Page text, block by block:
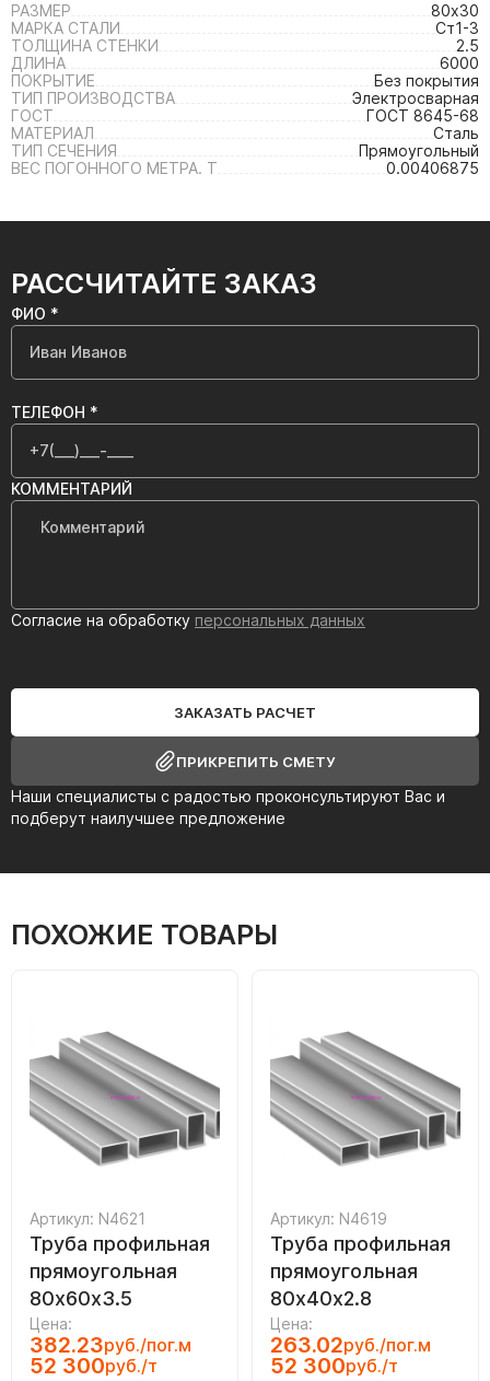
РАЗМЕР
80х30
МАРКА СТАЛИ
Ст1-3
ТОЛЩИНА СТЕНКИ
2.5
ДЛИНА
6000
ПОКРЫТИЕ
Без покрытия
ТИП ПРОИЗВОДСТВА
Электросварная
ГОСТ
ГОСТ 8645-68
МАТЕРИАЛ
Сталь
ТИП СЕЧЕНИЯ
Прямоугольный
ВЕС ПОГОННОГО МЕТРА. Т
0.00406875
РАССЧИТАЙТЕ ЗАКАЗ
Наши специалисты с радостью проконсультируют Вас и
подберут наилучшее предложение
ФИО *
ТЕЛЕФОН *
КОММЕНТАРИЙ
Согласие на обработку персональных данных
ЗАКАЗАТЬ РАСЧЕТ
ПРИКРЕПИТЬ СМЕТУ
ПОХОЖИЕ ТОВАРЫ
Артикул: N4621
Труба профильная
прямоугольная
80х60х3.5
Цена:
382.23руб./пог.м
52 300руб./т
Артикул: N4619
Труба профильная
прямоугольная
80х40х2.8
Цена:
263.02руб./пог.м
52 300руб./т